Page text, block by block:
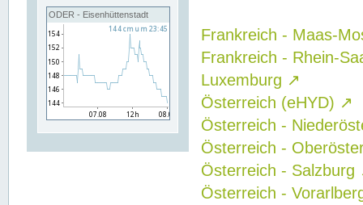
ODER - Eisenhüttenstadt
Frankreich - Maas-
Frankreich - Rhein-
Luxemburg ↗
Österreich (eHYD) ↗
Österreich -
Österreich -
Österreich - Salzburg
Österreich -